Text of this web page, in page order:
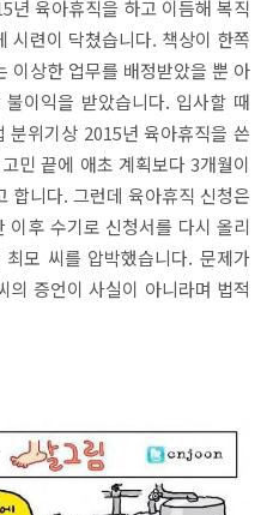
년 육아휴직을 하고 이듬해 복직
시련이 닥쳤습니다. 책상이 한쪽
이상한 업무를 배정받았을 뿐 아
이익을 받았습니다. 입사할 때
분위기상 2015년 육아휴직을 쓴
민 끝에 애초 계획보다 3개월이
합니다. 그런데 육아휴직 신청은
이후 수기로 신청서를 다시 올리
모 씨를 압박했습니다. 문제가
증언이 사실이 아니라며 법적